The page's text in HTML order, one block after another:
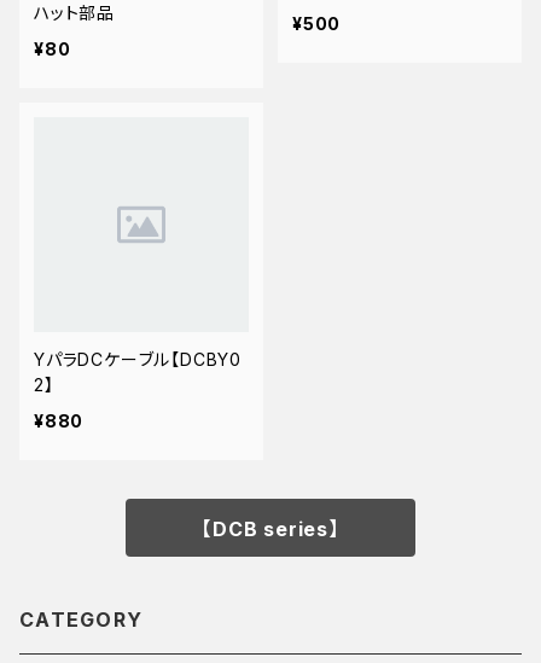
ハット部品
¥80
¥500
YパラDCケーブル【DCBY0
2】
¥880
【DCB series】
CATEGORY